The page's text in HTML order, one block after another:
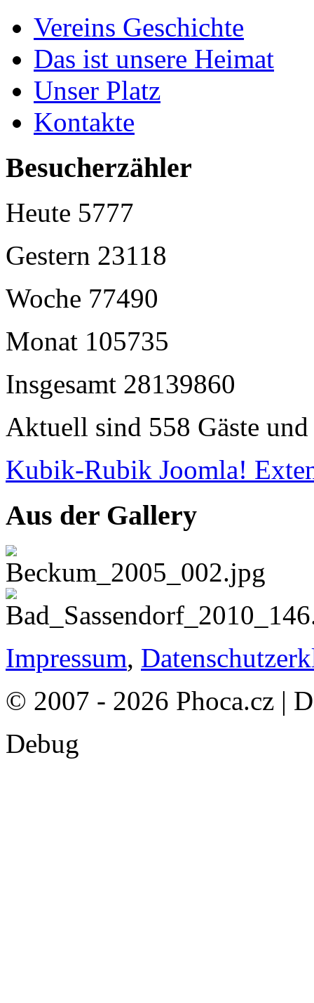
Vereins Geschichte
Das ist unsere Heimat
Unser Platz
Kontakte
Besucherzähler
Heute 5777
Gestern 23118
Woche 77490
Monat 105735
Insgesamt 28139860
Aktuell sind 558 Gäste
Kubik-Rubik Joomla!
Aus der Gallery
Impressum,
© 2007 - 2026 Phoca.cz |
Debug